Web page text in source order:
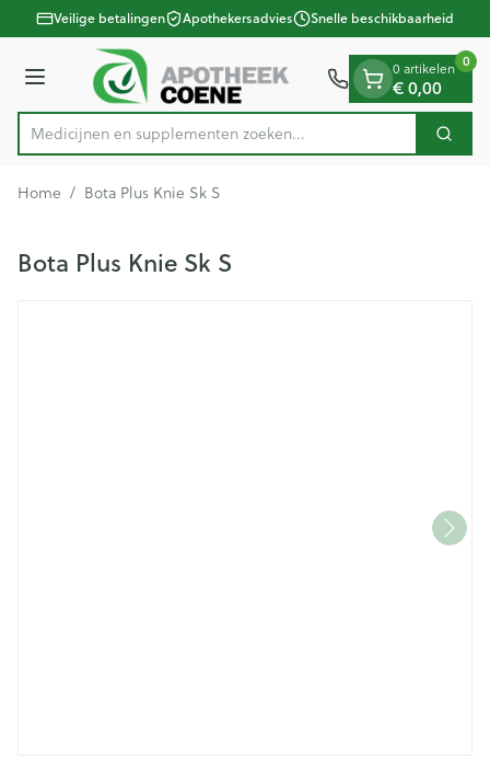
Ga naar de inhoud
1 van 1Veilige betalingen Apothekersadvies Snelle beschikbaarheid
Menu
Product, merk, categorie...
Medicijnen en supplementen zoeken... Zoek
0 artikelen
€ 0,00
0
Home / Bota Plus Knie Sk S
Bota Plus Knie Sk S